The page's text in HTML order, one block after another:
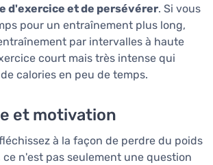
d'exercice et de persévérer. Si vous
pour un entraînement plus long,
par intervalles à haute
court mais très intense qui
calories en peu de temps.
et motivation
à la façon de perdre du poids
ce n'est pas seulement une question